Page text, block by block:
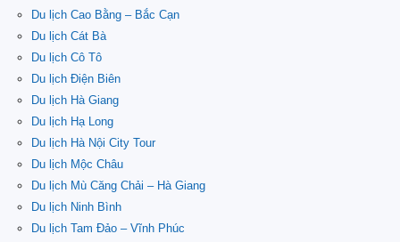
Du lịch Cao Bằng – Bắc Cạn
Du lịch Cát Bà
Du lịch Cô Tô
Du lịch Điện Biên
Du lịch Hà Giang
Du lịch Hạ Long
Du lịch Hà Nội City Tour
Du lịch Mộc Châu
Du lịch Mù Căng Chải – Hà Giang
Du lịch Ninh Bình
Du lịch Tam Đảo – Vĩnh Phúc